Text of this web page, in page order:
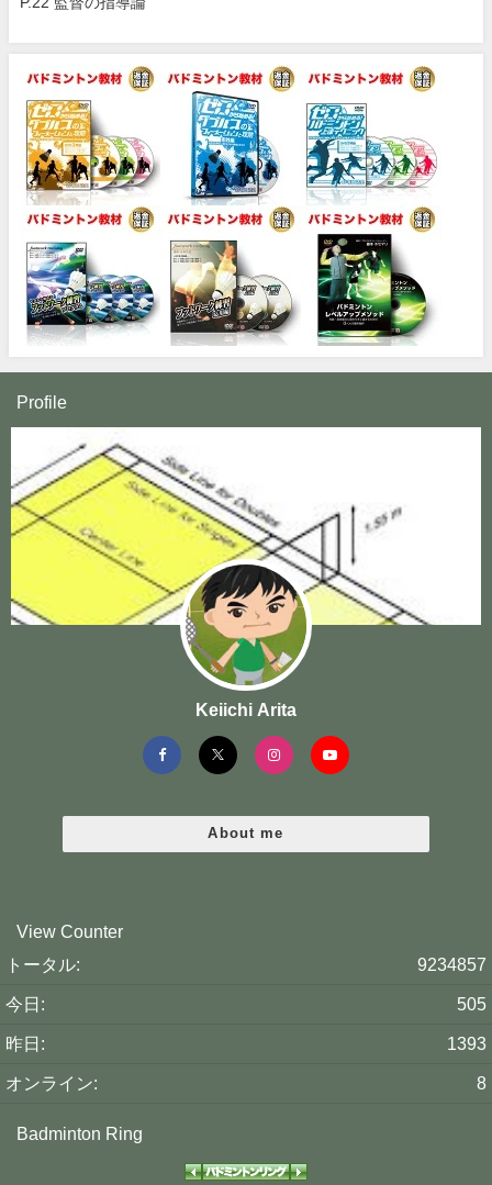
Profile
Keiichi Arita
About me
View Counter
9234857
トータル:
505
今日:
1393
昨日:
8
オンライン:
Badminton Ring